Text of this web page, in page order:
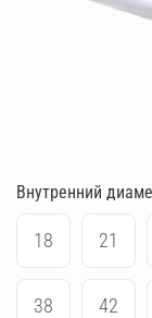
Внутренний
18 21
38 42